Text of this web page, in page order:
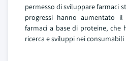
permesso di sviluppare farmaci
progressi hanno aumentato
farmaci a base di proteine, che
ricerca e sviluppi nei consumabili